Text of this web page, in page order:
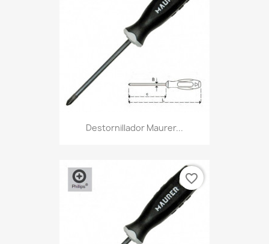
Destornillador Maurer...
favorite_border